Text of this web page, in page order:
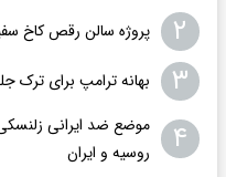
۲ پروژه سالن رقص کاخ
۳ بهانه ترامپ برای
۴
موضع ضد ایرانی
روسیه و ایران